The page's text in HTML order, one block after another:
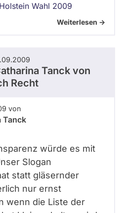
Wahl 2009
Weiterlesen ->
Tanck von
Recht
von
Tanck
würde es mit
Slogan
statt gläsernder
nur ernst
wenn die Liste der